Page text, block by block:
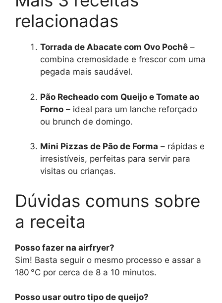
relacionadas
Torrada de Abacate com Ovo Pochê –
combina cremosidade e frescor com uma
pegada mais saudável.
Pão Recheado com Queijo e Tomate ao
Forno – ideal para um lanche reforçado
ou brunch de domingo.
Mini Pizzas de Pão de Forma – rápidas e
irresistíveis, perfeitas para servir para
visitas ou crianças.
Dúvidas comuns sobre
a receita
Posso fazer na airfryer?
Sim! Basta seguir o mesmo processo e assar a
180 °C por cerca de 8 a 10 minutos.
Posso usar outro tipo de queijo?